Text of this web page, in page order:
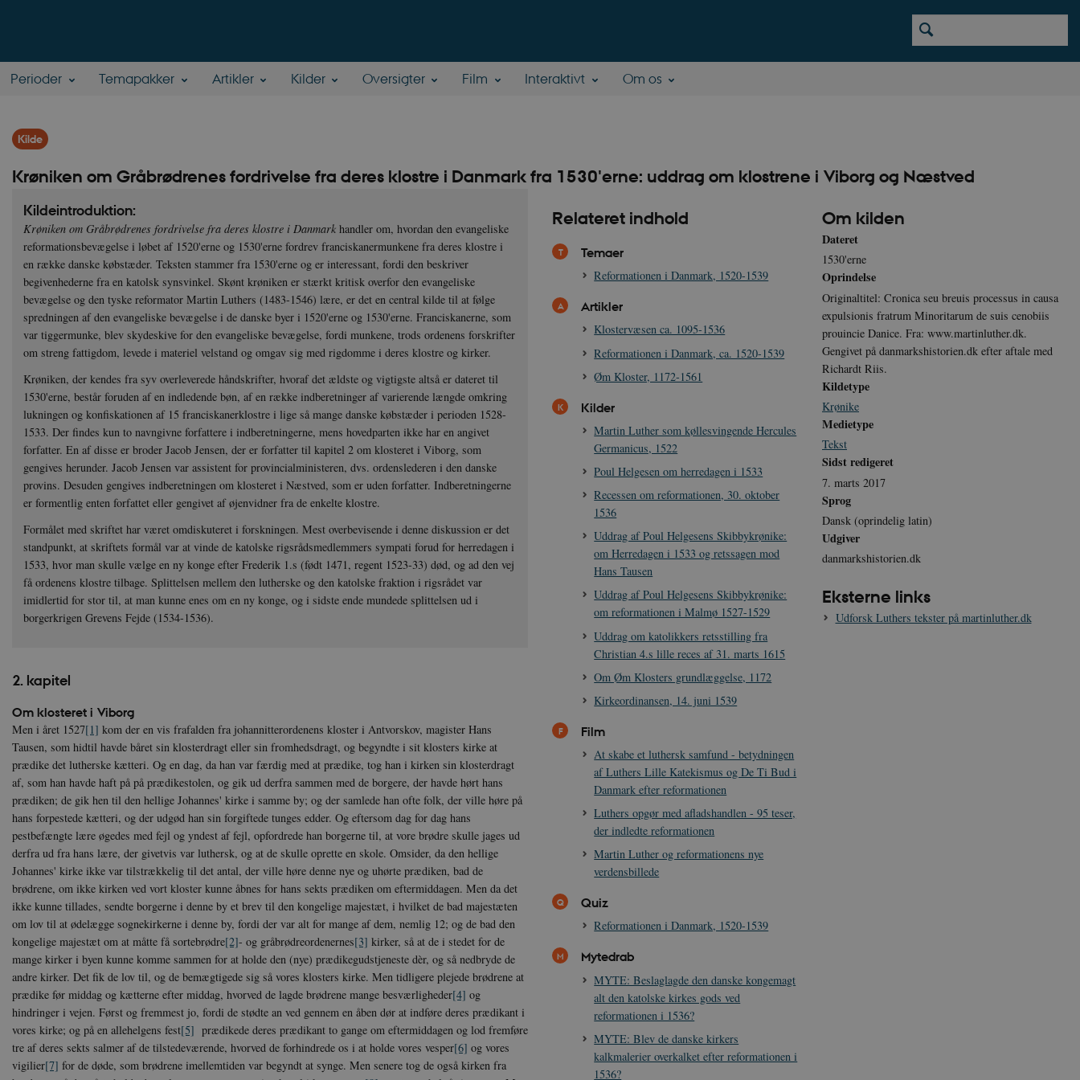
Perioder Temapakker Artikler Kilder Oversigter Film Interaktivt Om os
Kilde
Krøniken om Gråbrødrenes fordrivelse fra deres klostre i Danmark fra 1530'erne: uddrag om klostrene i Viborg og Næstved
Kildeintroduktion:
Krøniken om Gråbrødrenes fordrivelse fra deres klostre i Danmark handler om, hvordan den evangeliske
reformationsbevægelse i løbet af 1520'erne og 1530'erne fordrev franciskanermunkene fra deres klostre i
en række danske købstæder. Teksten stammer fra 1530'erne og er interessant, fordi den beskriver
begivenhederne fra en katolsk synsvinkel. Skønt krøniken er stærkt kritisk overfor den evangeliske
bevægelse og den tyske reformator Martin Luthers (1483-1546) lære, er det en central kilde til at følge
spredningen af den evangeliske bevægelse i de danske byer i 1520'erne og 1530'erne. Franciskanerne, som
var tiggermunke, blev skydeskive for den evangeliske bevægelse, fordi munkene, trods ordenens forskrifter
om streng fattigdom, levede i materiel velstand og omgav sig med rigdomme i deres klostre og kirker.
Krøniken, der kendes fra syv overleverede håndskrifter, hvoraf det ældste og vigtigste altså er dateret til
1530'erne, består foruden af en indledende bøn, af en række indberetninger af varierende længde omkring
lukningen og konfiskationen af 15 franciskanerklostre i lige så mange danske købstæder i perioden 1528-
1533. Der findes kun to navngivne forfattere i indberetningerne, mens hovedparten ikke har en angivet
forfatter. En af disse er broder Jacob Jensen, der er forfatter til kapitel 2 om klosteret i Viborg, som
gengives herunder. Jacob Jensen var assistent for provincialministeren, dvs. ordenslederen i den danske
provins. Desuden gengives indberetningen om klosteret i Næstved, som er uden forfatter. Indberetningerne
er formentlig enten forfattet eller gengivet af øjenvidner fra de enkelte klostre.
Formålet med skriftet har været omdiskuteret i forskningen. Mest overbevisende i denne diskussion er det
standpunkt, at skriftets formål var at vinde de katolske rigsrådsmedlemmers sympati forud for herredagen i
1533, hvor man skulle vælge en ny konge efter Frederik 1.s (født 1471, regent 1523-33) død, og ad den vej
få ordenens klostre tilbage. Splittelsen mellem den lutherske og den katolske fraktion i rigsrådet var
imidlertid for stor til, at man kunne enes om en ny konge, og i sidste ende mundede splittelsen ud i
borgerkrigen Grevens Fejde (1534-1536).
2. kapitel
Om klosteret i Viborg
Men i året 1527[1] kom der en vis frafalden fra johannitterordenens kloster i Antvorskov, magister Hans
Tausen, som hidtil havde båret sin klosterdragt eller sin fromhedsdragt, og begyndte i sit klosters kirke at
prædike det lutherske kætteri. Og en dag, da han var færdig med at prædike, tog han i kirken sin klosterdragt
af, som han havde haft på på prædikestolen, og gik ud derfra sammen med de borgere, der havde hørt hans
prædiken; de gik hen til den hellige Johannes' kirke i samme by; og der samlede han ofte folk, der ville høre på
hans forpestede kætteri, og der udgød han sin forgiftede tunges edder. Og eftersom dag for dag hans
pestbefængte lære øgedes med fejl og yndest af fejl, opfordrede han borgerne til, at vore brødre skulle jages ud
derfra ud fra hans lære, der givetvis var luthersk, og at de skulle oprette en skole. Omsider, da den hellige
Johannes' kirke ikke var tilstrækkelig til det antal, der ville høre denne nye og uhørte prædiken, bad de
brødrene, om ikke kirken ved vort kloster kunne åbnes for hans sekts prædiken om eftermiddagen. Men da det
ikke kunne tillades, sendte borgerne i denne by et brev til den kongelige majestæt, i hvilket de bad majestæten
om lov til at ødelægge sognekirkerne i denne by, fordi der var alt for mange af dem, nemlig 12; og de bad den
kongelige majestæt om at måtte få sortebrødre[2]- og gråbrødreordenernes[3] kirker, så at de i stedet for de
mange kirker i byen kunne komme sammen for at holde den (nye) prædikegudstjeneste dèr, og så nedbryde de
andre kirker. Det fik de lov til, og de bemægtigede sig så vores klosters kirke. Men tidligere plejede brødrene at
prædike før middag og kætterne efter middag, hvorved de lagde brødrene mange besværligheder[4] og
hindringer i vejen. Først og fremmest jo, fordi de stødte an ved gennem en åben dør at indføre deres prædikant i
vores kirke; og på en allehelgens fest[5] prædikede deres prædikant to gange om eftermiddagen og lod fremføre
tre af deres sekts salmer af de tilstedeværende, hvorved de forhindrede os i at holde vores vesper[6] og vores
vigilier[7] for de døde, som brødrene imellemtiden var begyndt at synge. Men senere tog de også kirken fra
Relateret indhold
Temaer
Reformationen i Danmark, 1520-1539
Artikler
Klostervæsen ca. 1095-1536
Reformationen i Danmark, ca. 1520-1539
Øm Kloster, 1172-1561
Kilder
Martin Luther som køllesvingende Hercules
Germanicus, 1522
Poul Helgesen om herredagen i 1533
Recessen om reformationen, 30. oktober
1536
Uddrag af Poul Helgesens Skibbykrønike:
om Herredagen i 1533 og retssagen mod
Hans Tausen
Uddrag af Poul Helgesens Skibbykrønike:
om reformationen i Malmø 1527-1529
Uddrag om katolikkers retsstilling fra
Christian 4.s lille reces af 31. marts 1615
Om Øm Klosters grundlæggelse, 1172
Kirkeordinansen, 14. juni 1539
Film
At skabe et luthersk samfund - betydningen
af Luthers Lille Katekismus og De Ti Bud i
Danmark efter reformationen
Luthers opgør med afladshandlen - 95 teser,
der indledte reformationen
Martin Luther og reformationens nye
verdensbillede
Quiz
Reformationen i Danmark, 1520-1539
Mytedrab
MYTE: Beslaglagde den danske kongemagt
alt den katolske kirkes gods ved
reformationen i 1536?
MYTE: Blev de danske kirkers
kalkmalerier overkalket efter reformationen i
1536?
Om kilden
Dateret
1530'erne
Oprindelse
Originaltitel: Cronica seu breuis processus in causa
expulsionis fratrum Minoritarum de suis cenobiis
prouincie Danice. Fra: www.martinluther.dk.
Gengivet på danmarkshistorien.dk efter aftale med
Richardt Riis.
Kildetype
Krønike
Medietype
Tekst
Sidst redigeret
7. marts 2017
Sprog
Dansk (oprindelig latin)
Udgiver
danmarkshistorien.dk
Eksterne links
Udforsk Luthers tekster på martinluther.dk